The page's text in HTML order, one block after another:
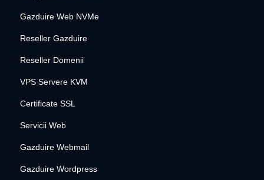
Gazduire Web NVMe
Reseller Gazduire
Reseller Domenii
VPS Servere KVM
Certificate SSL
Servicii Web
Gazduire Webmail
Gazduire Wordpress